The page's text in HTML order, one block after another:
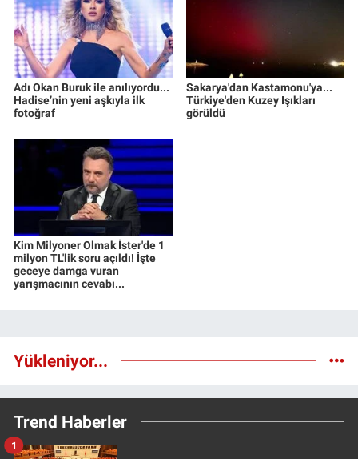
Adı Okan Buruk ile anılıyordu...
Hadise’nin yeni aşkıyla ilk
fotoğraf
Sakarya'dan Kastamonu'ya...
Türkiye'den Kuzey Işıkları
görüldü
Kim Milyoner Olmak İster'de 1
milyon TL'lik soru açıldı! İşte
geceye damga vuran
yarışmacının cevabı...
Yükleniyor...
Trend Haberler
1